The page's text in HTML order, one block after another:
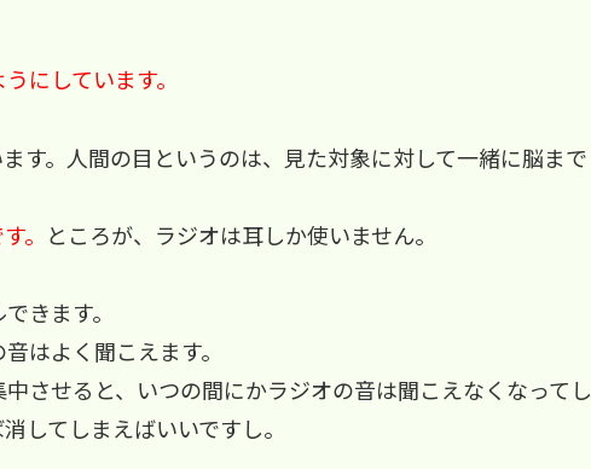
うにしています。
す。人間の目というのは、見た対象に対して一緒に脳まで
。 ところが、ラジオは耳しか使いません。
きます。
はよく聞こえます。
させると、いつの間にかラジオの音は聞こえなくなってし
してしまえばいいですし。